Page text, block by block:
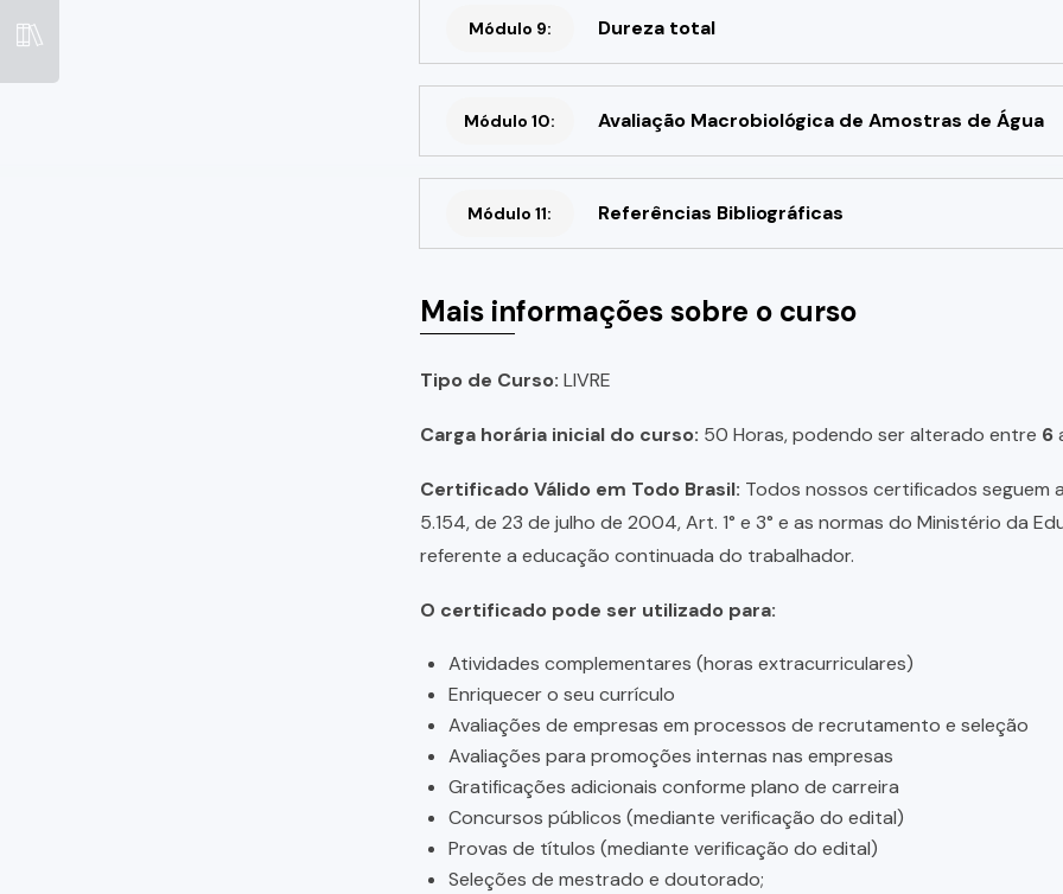
Módulo 9: Dureza total
Módulo 10: Avaliação Macrobiológica de Amostras de Água
Módulo 11: Referências Bibliográficas
Mais informações sobre o curso
Tipo de Curso: LIVRE
Carga horária inicial do curso: 50 Horas, podendo ser alterado entre 6
Certificado Válido em Todo Brasil: Todos nossos certificados seguem
5.154, de 23 de julho de 2004, Art. 1° e 3° e as normas do Ministério da
referente a educação continuada do trabalhador.
O certificado pode ser utilizado para:
Atividades complementares (horas extracurriculares)
Enriquecer o seu currículo
Avaliações de empresas em processos de recrutamento e seleção
Avaliações para promoções internas nas empresas
Gratificações adicionais conforme plano de carreira
Concursos públicos (mediante verificação do edital)
Provas de títulos (mediante verificação do edital)
Seleções de mestrado e doutorado;